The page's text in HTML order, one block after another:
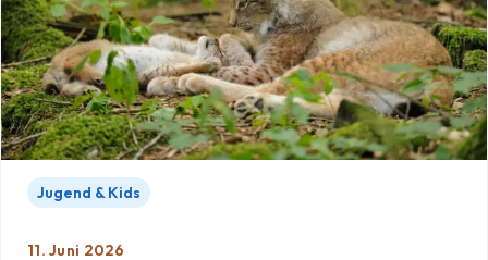
Jugend & Kids
11. Juni 2026